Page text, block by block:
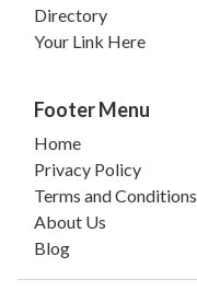
Directory
Your Link Here
Footer Menu
Home
Privacy Policy
Terms and Conditions
About Us
Blog